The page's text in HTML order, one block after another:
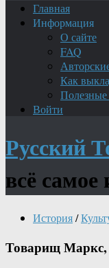
Главная
Информация
О сайте
FAQ
Как
Полезные
Войти
Русский
всё самое
История/
Товарищ Маркс,